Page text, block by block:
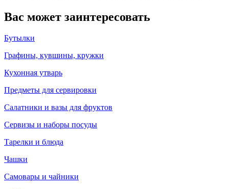
Вас может заинтересовать
Бутылки
Графины, кувшины, кружки
Кухонная утварь
Предметы для сервировки
Салатники и вазы для фруктов
Сервизы и наборы посуды
Тарелки и блюда
Чашки
Самовары и чайники